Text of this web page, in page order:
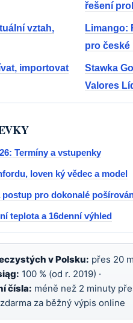
řešení
vztah,
Limango:
pro
importovat
Stawka
Valores
Termíny a vstupenky
loven ký vědec a model
postup pro dokonalé
teplota a 16denní výhled
v Polsku: přes 20
100 % (od r. 2019) ·
čísla: méně než 2 minuty
zdarma za běžný výpis online